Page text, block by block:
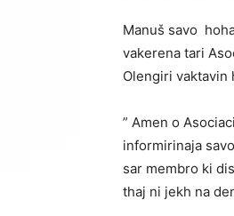
Manuš savo
vakerena tari
Olengiri vaktavin
” Amen o
informirinaja
sar membro ki
thaj ni jekh na